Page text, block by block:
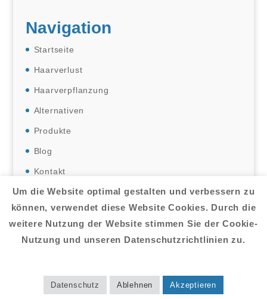
Navigation
Startseite
Haarverlust
Haarverpflanzung
Alternativen
Produkte
Blog
Kontakt
Impressum
Um die Website optimal gestalten und verbessern zu
können, verwendet diese Website Cookies. Durch die
weitere Nutzung der Website stimmen Sie der Cookie-
Nutzung und unseren Datenschutzrichtlinien zu.
Datenschutz Ablehnen Akzeptieren